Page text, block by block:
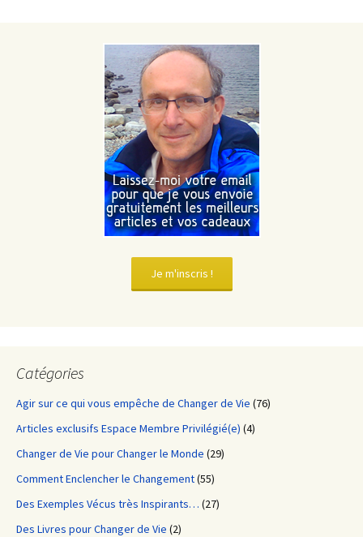
Je m'inscris !
Catégories
Agir sur ce qui vous empêche de Changer de Vie (76)
Articles exclusifs Espace Membre Privilégié(e) (4)
Changer de Vie pour Changer le Monde (29)
Comment Enclencher le Changement(55)
Des Exemples Vécus très Inspirants… (27)
Des Livres pour Changer de Vie (2)